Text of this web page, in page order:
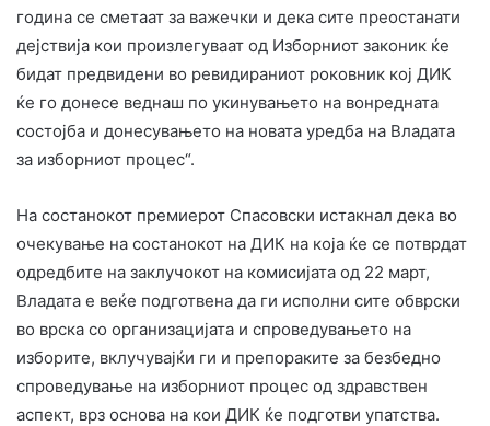
година се сметаат за важечки и дека сите преостанати
дејствија кои произлегуваат од Изборниот законик ќе
бидат предвидени во ревидираниот роковник кој ДИК
ќе го донесе веднаш по укинувањето на вонредната
состојба и донесувањето на новата уредба на Владата
за изборниот процес“.
На состанокот премиерот Спасовски истакнал дека во
очекување на состанокот на ДИК на која ќе се потврдат
одредбите на заклучокот на комисијата од 22 март,
Владата е веќе подготвена да ги исполни сите обврски
во врска со организацијата и спроведувањето на
изборите, вклучувајќи ги и препораките за безбедно
спроведување на изборниот процес од здравствен
аспект, врз основа на кои ДИК ќе подготви упатства.